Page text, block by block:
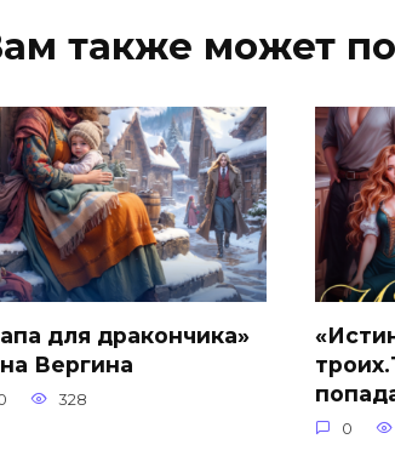
также может
для дракончика»
Вергина
328
0